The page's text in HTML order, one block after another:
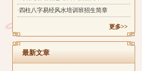
·四柱八字易经风水培训班招生简章
更多>>
最新文章